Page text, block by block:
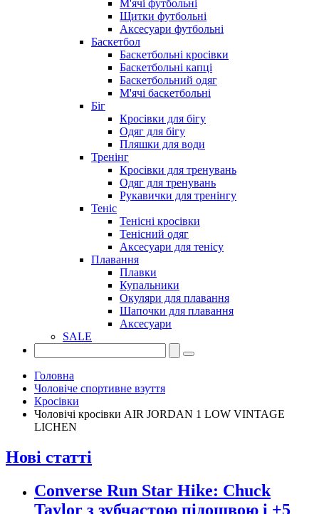
М'ячі футбольні
Щитки футбольні
Аксесуари футбольні
Баскетбол
Баскетбольні кросівки
Баскетбольні капці
Баскетбольний одяг
М'ячі баскетбольні
Біг
Кросівки для бігу
Одяг для бігу
Пляшки для води
Тренінг
Кросівки для тренувань
Одяг для тренувань
Рукавички для тренінгу
Теніс
Тенісні кросівки
Тенісний одяг
Аксесуари для тенісу
Плавання
Плавки
Купальники
Окуляри для плавання
Шапочки для плавання
Аксесуари
SALE
Головна
Чоловіче спортивне взуття
Кросівки
Чоловічі кросівки AIR JORDAN 1 LOW VINTAGE
LICHEN
Нові статті
Converse Run Star Hike: Chuck
Taylor з зубчастою підошвою і +5